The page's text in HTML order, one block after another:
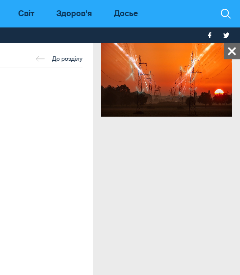
Світ Здоров'я Досье
До розділу